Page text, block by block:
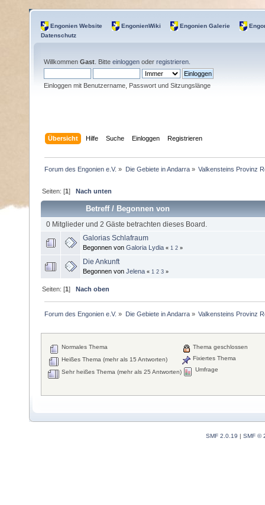
Engonien Website EngonienWiki Engonien Galerie
Datenschutz
Willkommen Gast . Bitte einloggen oder registrieren
Einloggen mit Benutzername, Passwort und Sitzungslänge
Übersicht Hilfe Suche Einloggen Registrieren
Forum des Engonien e.V. » Die Gebiete in Andarra» Valkensteins Provinz
Seiten: [1]Nach unten
Betreff/Begonnen von
0 Mitglieder und 2 Gäste betrachten dieses Board.
Galorias Schlafraum
Begonnen von Galoria Lydia « 1 2 »
Die Ankunft
Begonnen von Jelena « 1 2 3 »
Seiten: [1]Nach oben
Forum des Engonien e.V. » Die Gebiete in Andarra» Valkensteins Provinz
Normales Thema
Heißes Thema (mehr als 15 Antworten)
Sehr heißes Thema (mehr als 25 Antworten)
Thema geschlossen
Fixiertes Thema
Umfrage
SMF 2.0.19 | SMF ©